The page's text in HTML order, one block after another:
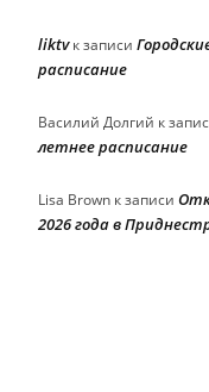
liktvк записи
расписание
Василий Долгий к
летнее расписание
Lisa Brown к записи
2026 года в